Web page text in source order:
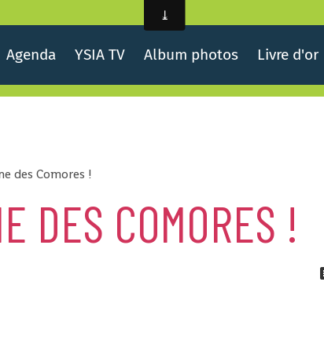
Agenda YSIA TV Album photos Livre d'or
des Comores !
DES COMORES !